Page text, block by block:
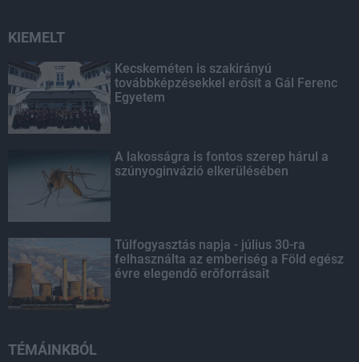
KIEMELT
Kecskeméten is szakirányú
továbbképzésekkel erősít a Gál Ferenc
Egyetem
A lakosságra is fontos szerep hárul a
szúnyoginvázió elkerülésében
Túlfogyasztás napja - július 30-ra
felhasználta az emberiség a Föld egész
évre elegendő erőforrásait
TÉMÁINKBÓL